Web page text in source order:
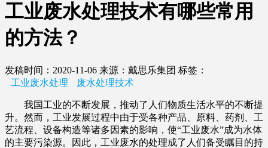
工业废水处理技术有哪些常用
的方法？
发稿时间：2020-11-06 来源：戴思乐集团 标签：
工业废水处理
废水处理技术
我国工业的不断发展，推动了人们物质生活水平的不断提
升。然而，工业发展过程中由于受各种产品、原料、药剂、工
艺流程、设备构造等诸多因素的影响，使“工业废水”成为水体
的主要污染源。因此，工业废水的处理成了人们备受瞩目的持